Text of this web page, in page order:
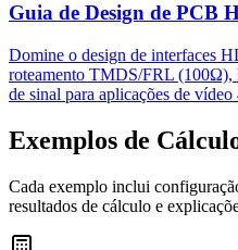
Guia de Design de PCB
Domine o design de interfaces
roteamento TMDS/FRL (100Ω),
de sinal para aplicações de
Exemplos de
Cada exemplo inclui
resultados de cálculo e